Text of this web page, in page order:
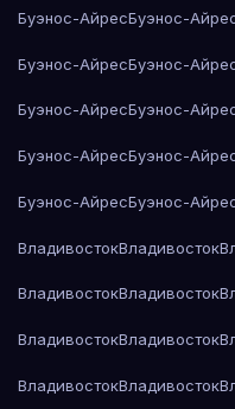
Буэнос-АйресБуэнос-
Буэнос-АйресБуэнос-
Буэнос-АйресБуэнос-
Буэнос-АйресБуэнос-
Буэнос-АйресБуэнос-
ВладивостокВладивосток
ВладивостокВладивосток
ВладивостокВладивосток
ВладивостокВладивосток